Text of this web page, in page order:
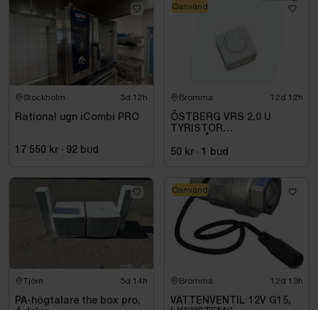
Stockholm 3d 12h
Rational ugn iCombi PRO
17 550 kr · 92 bud
Bromma 12d 12h
ÖSTBERG VRS 2.0 U
TYRISTOR
50 kr · 1 bud
Oanvänd
Tjörn 5d 14h
PA-högtalare the box pro,
Bromma 12d 13h
VATTENVENTIL 12V G15,
Oanvänd